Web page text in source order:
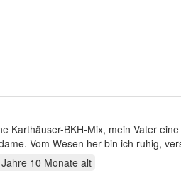
Vom Wesen her bin ich ruhig,
10 Monate alt